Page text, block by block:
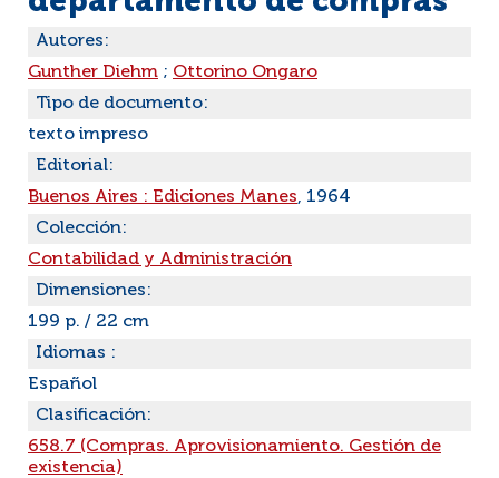
Autores:
Gunther Diehm ; Ottorino Ongaro
Tipo de documento:
texto impreso
Editorial:
Buenos Aires : Ediciones Manes, 1964
Colección:
Contabilidad y Administración
Dimensiones:
199 p. / 22 cm
Idiomas :
Español
Clasificación:
658.7 (Compras. Aprovisionamiento. Gestión de
existencia)